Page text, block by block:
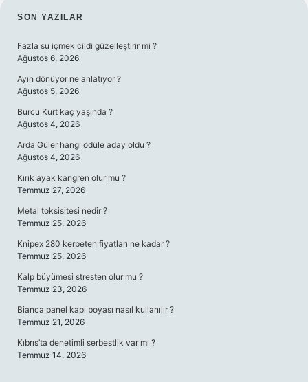
SIDEBAR
SON YAZILAR
Fazla su içmek cildi güzelleştirir mi ?
Ağustos 6, 2026
Ayın dönüyor ne anlatıyor ?
Ağustos 5, 2026
Burcu Kurt kaç yaşında ?
Ağustos 4, 2026
Arda Güler hangi ödüle aday oldu ?
Ağustos 4, 2026
Kırık ayak kangren olur mu ?
Temmuz 27, 2026
Metal toksisitesi nedir ?
Temmuz 25, 2026
Knipex 280 kerpeten fiyatları ne kadar ?
Temmuz 25, 2026
Kalp büyümesi stresten olur mu ?
Temmuz 23, 2026
Bianca panel kapı boyası nasıl kullanılır ?
Temmuz 21, 2026
Kıbrıs’ta denetimli serbestlik var mı ?
Temmuz 14, 2026